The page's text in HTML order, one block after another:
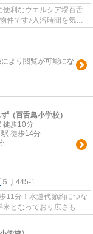
利なウエルシア堺百舌
件です♪入浴時間を気に
より閲覧が可能にな
（百舌鳥小学校）
徒歩10分
駅 徒歩14分
５丁445-1
11分！水道代節約につな
となっており広さも十